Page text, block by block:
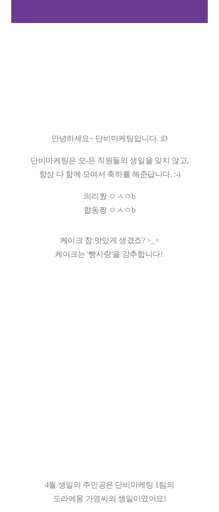
안녕하세요~ 단비마케팅입니다. :D
단비마케팅은 모-든 직원들의 생일을 잊지 않고,
항상 다 함께 모여서 축하를 해준답니다. :-)
의리짱 ㅇㅅㅇb
합동짱 ㅇㅅㅇb
케이크 참 맛있게 생겼죠? >_<
케이크는 '빵사랑'을 강추합니다!
4월 생일의 주인공은 단비마케팅 1팀의
도라에몽 가영씨의 생일이였어요!